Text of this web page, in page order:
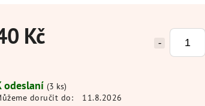
Kč
odeslaní (3 ks)
doručit do:
11.8.2026